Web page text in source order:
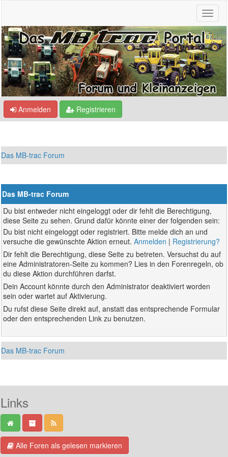
Anmelden Registrieren
Das MB-trac Forum
Das MB-trac Forum
Du bist entweder nicht eingeloggt oder dir fehlt die Berechtigung,
diese Seite zu sehen. Grund dafür könnte einer der folgenden sein:
Du bist nicht eingeloggt oder registriert. Bitte melde dich an und
versuche die gewünschte Aktion erneut.Anmelden | Registrierung?
Dir fehlt die Berechtigung, diese Seite zu betreten. Versuchst du auf
eine Administratoren-Seite zu kommen? Lies in den Forenregeln, ob
du diese Aktion durchführen darfst.
Dein Account könnte durch den Administrator deaktiviert worden
sein oder wartet auf Aktivierung.
Du rufst diese Seite direkt auf, anstatt das entsprechende Formular
oder den entsprechenden Link zu benutzen.
Das MB-trac Forum
Links
Alle Foren als gelesen markieren